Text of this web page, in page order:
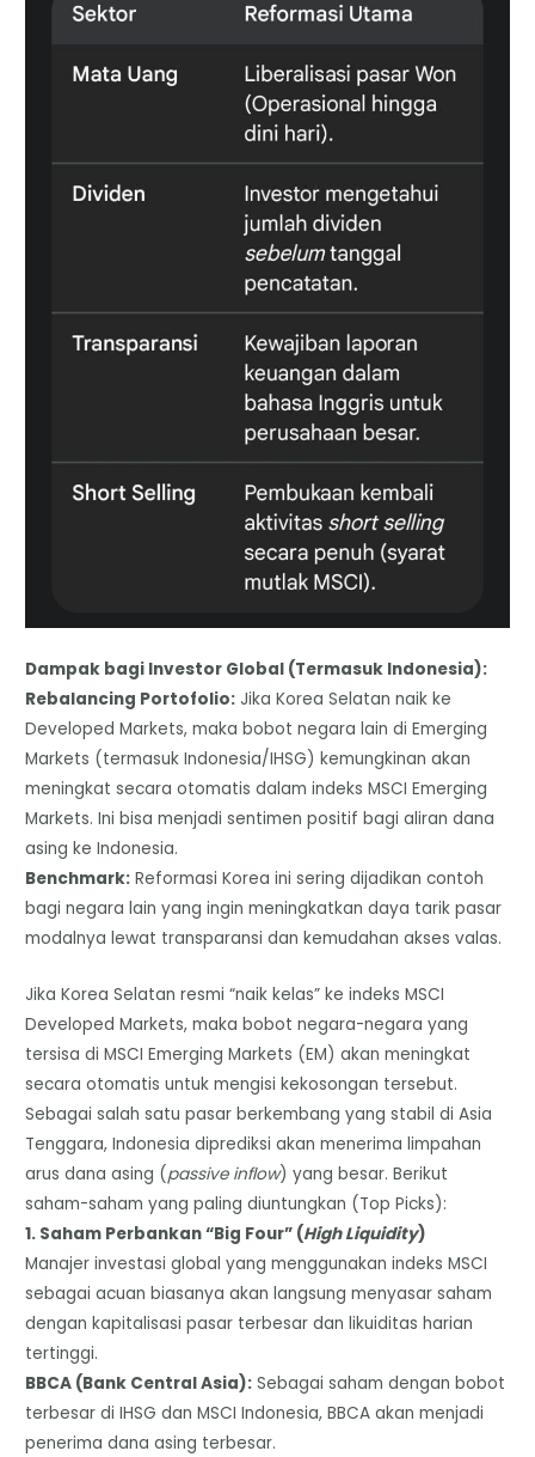
​Dampak bagi Investor Global (Termasuk Indonesia):
Rebalancing Portofolio: Jika Korea Selatan naik ke
Developed Markets, maka bobot negara lain di Emerging
Markets (termasuk Indonesia/IHSG) kemungkinan akan
meningkat secara otomatis dalam indeks MSCI Emerging
Markets. Ini bisa menjadi sentimen positif bagi aliran dana
asing ke Indonesia.
​Benchmark: Reformasi Korea ini sering dijadikan contoh
bagi negara lain yang ingin meningkatkan daya tarik pasar
modalnya lewat transparansi dan kemudahan akses valas.
Jika Korea Selatan resmi “naik kelas” ke indeks MSCI
Developed Markets, maka bobot negara-negara yang
tersisa di MSCI Emerging Markets (EM) akan meningkat
secara otomatis untuk mengisi kekosongan tersebut.
Sebagai salah satu pasar berkembang yang stabil di Asia
Tenggara, Indonesia diprediksi akan menerima limpahan
arus dana asing (passive inflow) yang besar. Berikut
saham-saham yang paling diuntungkan (Top Picks):
​1. Saham Perbankan “Big Four” (High Liquidity)
​Manajer investasi global yang menggunakan indeks MSCI
sebagai acuan biasanya akan langsung menyasar saham
dengan kapitalisasi pasar terbesar dan likuiditas harian
tertinggi.
​BBCA (Bank Central Asia): Sebagai saham dengan bobot
terbesar di IHSG dan MSCI Indonesia, BBCA akan menjadi
penerima dana asing terbesar.